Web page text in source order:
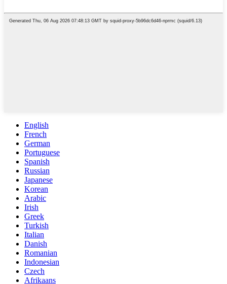
English
French
German
Portuguese
Spanish
Russian
Japanese
Korean
Arabic
Irish
Greek
Turkish
Italian
Danish
Romanian
Indonesian
Czech
Afrikaans